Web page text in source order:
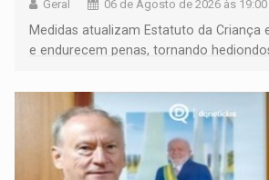
Geral 06 de Agosto de 2026 às 19:00
Medidas atualizam Estatuto da Criança
e endurecem penas, tornando